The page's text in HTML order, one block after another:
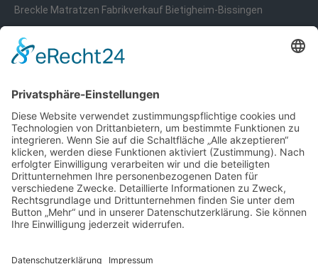
Breckle Matratzen Fabrikverkauf Bietigheim-Bissingen